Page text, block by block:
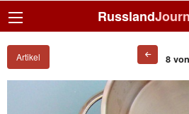
Russland
Artikel 8